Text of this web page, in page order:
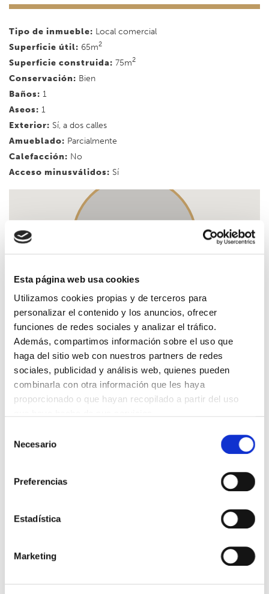
Esta página web usa cookies
Utilizamos cookies propias y de terceros para
personalizar el contenido y los anuncios, ofrecer
funciones de redes sociales y analizar el tráfico.
Además, compartimos información sobre el uso que
haga del sitio web con nuestros partners de redes
sociales, publicidad y análisis web, quienes pueden
combinarla con otra información que les haya
proporcionado o que hayan recopilado a partir del uso
Necesario
Preferencias
Estadística
Marketing
Tipo de inmueble: Local comercial
Superficie útil: 65m2
Superficie construida: 75m2
Conservación: Bien
Baños: 1
Aseos: 1
Exterior: Sí, a dos calles
Amueblado: Parcialmente
Calefacción: No
Acceso minusválidos: Sí
INMUEBLES SIMILARES
CALLE MONTE ALTO, BAJO